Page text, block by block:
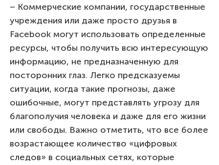
– Коммерческие компании, государственные
учреждения или даже просто друзья в
Facebook могут использовать определенные
ресурсы, чтобы получить всю интересующую
информацию, не предназначенную для
посторонних глаз. Легко предсказуемы
ситуации, когда такие прогнозы, даже
ошибочные, могут представлять угрозу для
благополучия человека и даже для его жизни
или свободы. Важно отметить, что все более
возрастающее количество «цифровых
следов» в социальных сетях, которые